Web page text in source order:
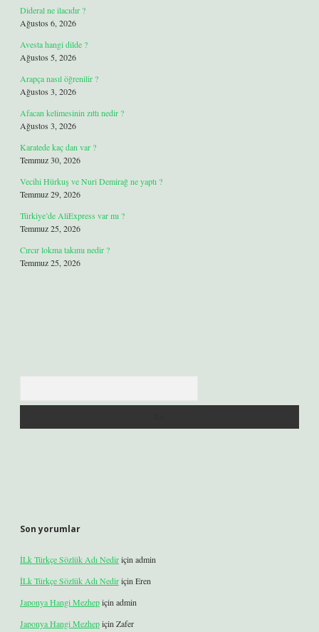
Dideral ne ilacıdır ?
Ağustos 6, 2026
Avesta hangi dilde ?
Ağustos 5, 2026
Arapça nasıl öğrenilir ?
Ağustos 3, 2026
Afacan kelimesinin zıttı nedir ?
Ağustos 3, 2026
Karatede kaç dan var ?
Temmuz 30, 2026
Vecihi Hürkuş ve Nuri Demirağ ne yaptı ?
Temmuz 29, 2026
Türkiye’de AliExpress var mı ?
Temmuz 25, 2026
Cırcır lokma takımı nedir ?
Temmuz 25, 2026
Son yorumlar
İLk Türkçe Sözlük Adı Nediriçin admin
İLk Türkçe Sözlük Adı Nediriçin Eren
Japonya Hangi Mezhepiçin admin
Japonya Hangi Mezhepiçin Zafer